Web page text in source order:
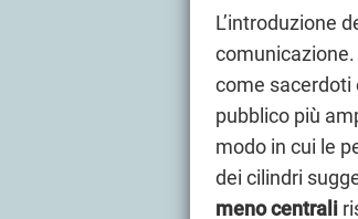
L’introduzione
come sacerdoti
pubblico più
modo in cui le
dei cilindri
meno centrali